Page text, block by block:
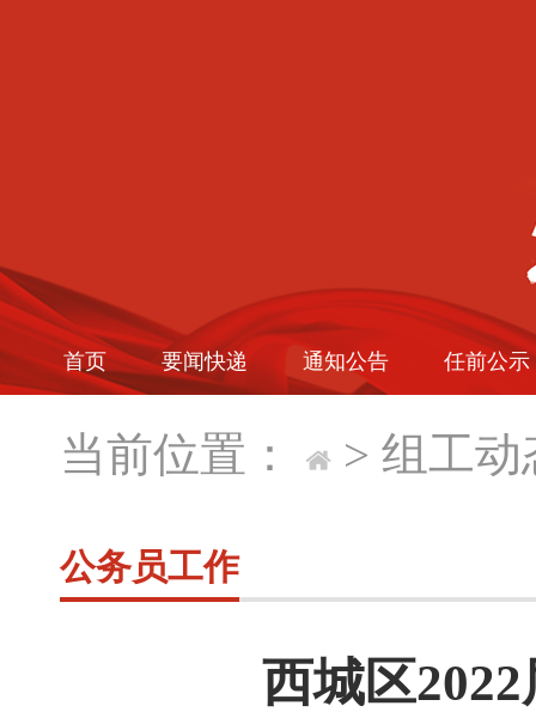
首页 要闻快递 通知公告 任前公示
当前位置： > 组工动
公务员工作
西城区